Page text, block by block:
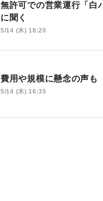
無許可での営業運行「
に聞く
5/14 (木) 18:20
費用や規模に懸念の声
5/14 (木) 16:35